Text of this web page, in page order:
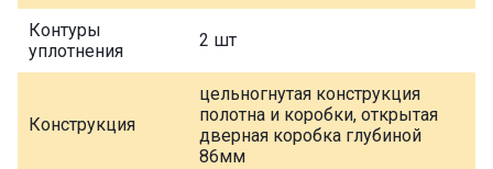
Контуры
уплотнения
2 шт
Конструкция
цельногнутая конструкция
полотна и коробки, открытая
дверная коробка глубиной
86мм